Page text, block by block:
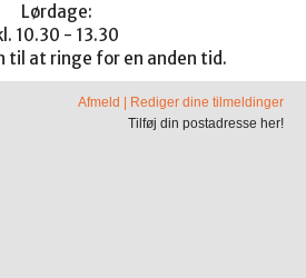
Lørdage:
10.30 - 13.30
til at ringe for en anden tid.
Afmeld
Rediger dine tilmeldinger
Tilføj din postadresse her!